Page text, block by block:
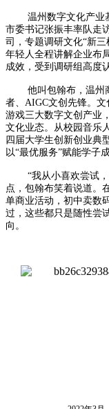
温州数字文化产业
市委书记张振丰率队走
司，专题调研文化“新
年轻人全程讲解企业布
成效，受到调研组高度
他叫包翰布，温州
者、AIGC文创先锋。
游戏三大数字文创产业
文化业态。从校园音乐
四届大学生创新创业典
以“最优服务”赋能学子
“我从小喜欢尝试
点，包翰布笑着说道。
单商业活动，初中卖数
过，这些都只是随性尝
向。